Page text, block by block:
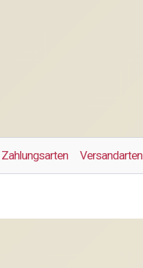
Zahlungsarten Versandarten